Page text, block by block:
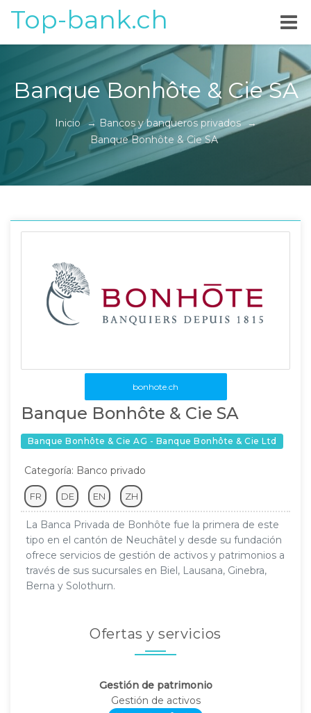
Top-bank.ch
Banque Bonhôte & Cie SA
Inicio → Bancos y banqueros privados →
Banque Bonhôte & Cie SA
bonhote.ch
Banque Bonhôte & Cie SA
Banque Bonhôte & Cie AG - Banque Bonhôte & Cie Ltd
Categoría: Banco privado
FR DE EN ZH
La Banca Privada de Bonhôte fue la primera de este
tipo en el cantón de Neuchâtel y desde su fundación
ofrece servicios de gestión de activos y patrimonios a
través de sus sucursales en Biel, Lausana, Ginebra,
Berna y Solothurn.
Ofertas y servicios
Gestión de patrimonio
Gestión de activos